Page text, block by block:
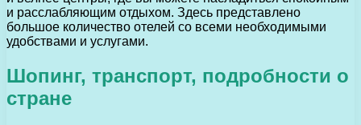
и расслабляющим отдыхом. Здесь представлено
большое количество отелей со всеми необходимыми
удобствами и услугами.
Шопинг, транспорт, подробности о
стране